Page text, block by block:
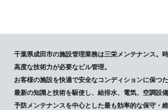
千葉県成田市の施設管理業務は三栄メンテナンス。
高度な技術力が必要なビル管理。
お客様の施設を快適で安全なコンディションに保つた
最新の知識と技術を駆使し、給排水、電気、空調設
予防メンテナンスを中心とした最も効率的な保守・